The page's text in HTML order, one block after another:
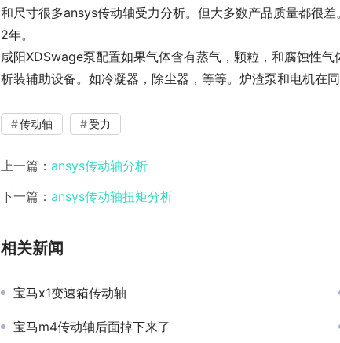
和尺寸很多ansys传动轴受力分析。但大多数产品质量都很
2年。
咸阳XDSwage泵配置如果气体含有蒸气，颗粒，和腐蚀性
析装辅助设备。如冷凝器，除尘器，等等。炉渣泵和电机在
传动轴 受力
上一篇： ansys传动轴分析
下一篇： ansys传动轴扭矩分析
相关新闻
宝马x1变速箱传动轴
宝马m4传动轴后面掉下来了